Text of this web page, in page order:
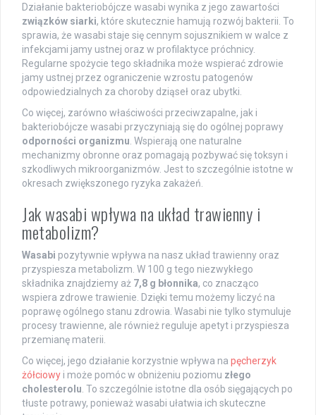
Działanie bakteriobójcze wasabi wynika z jego zawartości
związków siarki, które skutecznie hamują rozwój bakterii. To
sprawia, że wasabi staje się cennym sojusznikiem w walce z
infekcjami jamy ustnej oraz w profilaktyce próchnicy.
Regularne spożycie tego składnika może wspierać zdrowie
jamy ustnej przez ograniczenie wzrostu patogenów
odpowiedzialnych za choroby dziąseł oraz ubytki.
Co więcej, zarówno właściwości przeciwzapalne, jak i
bakteriobójcze wasabi przyczyniają się do ogólnej poprawy
odporności organizmu . Wspierają one naturalne
mechanizmy obronne oraz pomagają pozbywać się toksyn i
szkodliwych mikroorganizmów. Jest to szczególnie istotne w
okresach zwiększonego ryzyka zakażeń.
Jak wasabi wpływa na układ trawienny i
metabolizm?
Wasabi pozytywnie wpływa na nasz układ trawienny oraz
przyspiesza metabolizm. W 100 g tego niezwykłego
składnika znajdziemy aż 7,8 g błonnika, co znacząco
wspiera zdrowe trawienie. Dzięki temu możemy liczyć na
poprawę ogólnego stanu zdrowia. Wasabi nie tylko stymuluje
procesy trawienne, ale również reguluje apetyt i przyspiesza
przemianę materii.
Co więcej, jego działanie korzystnie wpływa na pęcherzyk
żółciowy i może pomóc w obniżeniu poziomu złego
cholesterolu . To szczególnie istotne dla osób sięgających po
tłuste potrawy, ponieważ wasabi ułatwia ich skuteczne